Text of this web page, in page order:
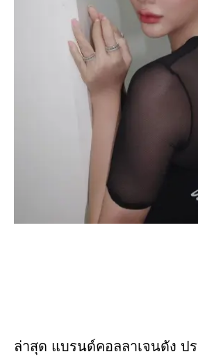
ล่าสุด แบรนด์คอลลาเจนดัง ป